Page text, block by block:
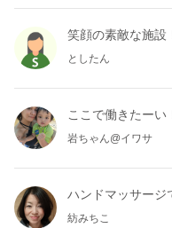
笑顔の素敵な施設
としたん
ここで働きたーい
岩ちゃん@イワサ
ハンドマッサージ
紡みちこ